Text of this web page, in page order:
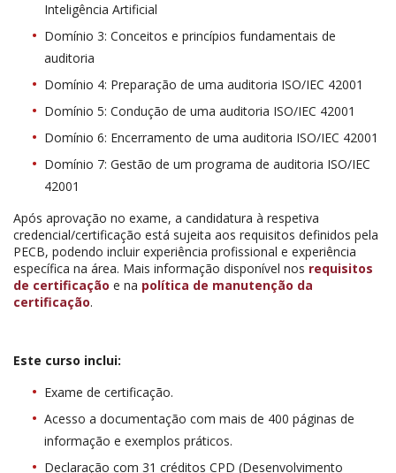
Inteligência Artificial
Domínio 3: Conceitos e princípios fundamentais de
auditoria
Domínio 4: Preparação de uma auditoria ISO/IEC 42001
Domínio 5: Condução de uma auditoria ISO/IEC 42001
Domínio 6: Encerramento de uma auditoria ISO/IEC 42001
Domínio 7: Gestão de um programa de auditoria ISO/IEC
42001
Após aprovação no exame, a candidatura à respetiva
credencial/certificação está sujeita aos requisitos definidos pela
PECB, podendo incluir experiência profissional e experiência
específica na área. Mais informação disponível nos requisitos
de certificação e na política de manutenção da
certificação.
Este curso inclui:
Exame de certificação.
Acesso a documentação com mais de 400 páginas de
informação e exemplos práticos.
Declaração com 31 créditos CPD (Desenvolvimento